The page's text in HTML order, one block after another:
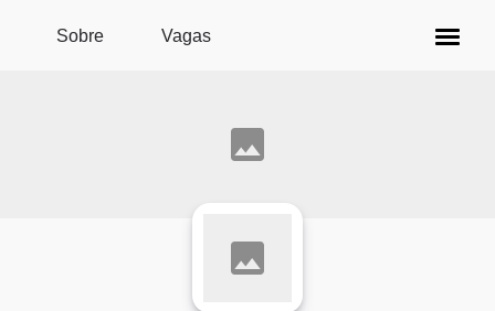
Pular para o conteúdo principal
Sobre Vagas